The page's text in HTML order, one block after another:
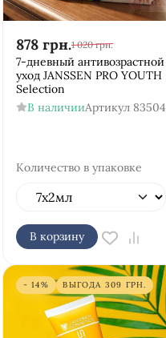
878 грн.1 020 грн.
7-дневный антивозрастной
уход JANSSEN PRO YOUTH
Selection
В наличииАртикул 83504
Количество в упаковке
В корзину
- 14% ВЫГОДА 309 ГРН.